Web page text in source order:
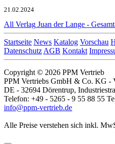
21.02.2024
All Verlag Juan der Lange -
Startseite News Katalog Vorschau
Datenschutz AGB Kontakt
Copyright © 2026 PPM Vertrieb
PPM Vertriebs GmbH & Co. KG -
DE - 32694 Dörentrup,
Telefon: +49 - 5265 - 9 55 88 55
info@ppm-vertrieb.de
Alle Preise verstehen sich inkl.